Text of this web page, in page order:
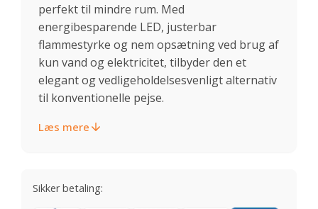
perfekt til mindre rum. Med
energibesparende LED, justerbar
flammestyrke og nem opsætning ved brug af
kun vand og elektricitet, tilbyder den et
elegant og vedligeholdelsesvenligt alternativ
til konventionelle pejse.
Læs mere
Sikker betaling: